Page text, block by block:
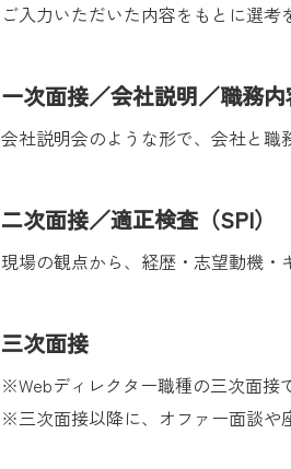
ご入力いただいた内容をもとに選考
一次面接／会社説明／職務
会社説明会のような形で、会社と職
二次面接／適正検査（SPI
現場の観点から、経歴・志望動機・
三次面接
※Webディレクター職種の三次面接
※三次面接以降に、オファー面談や